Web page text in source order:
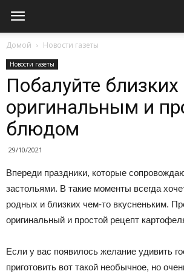
Домой Новости газеты
Новости газеты
Побалуйте близких
оригинальным и
блюдом
29/10/2021
Впереди праздники, которые
застольями. В такие моменты всегда
родных и близких чем-то вкусненьким.
оригинальный и простой рецепт
Если у вас появилось желание удивить
приготовить вот такой необычное, но